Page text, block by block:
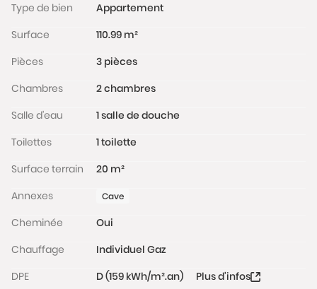
Les informations sur les risques auxquels ce bien est
exposé sont disponibles sur le site Géorisques :
Type de bien
Appartement
Surface
110.99 m²
Pièces
3 pièces
Chambres
2 chambres
Salle d'eau
1 salle de douche
Toilettes
1 toilette
Surface terrain
20 m²
Annexes
Cave
Cheminée
Oui
Chauffage
Individuel Gaz
DPE
D (159 kWh/m².an)
Plus d'infos